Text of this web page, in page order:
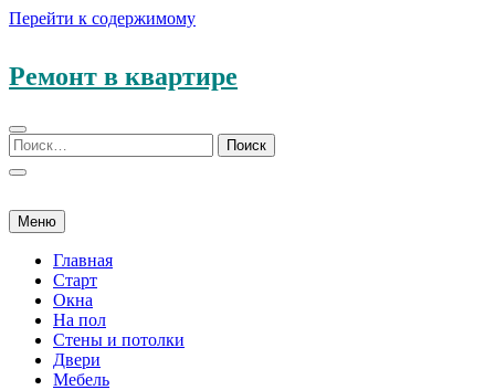
Перейти к содержимому
Ремонт в квартире
Меню
Главная
Старт
Окна
На пол
Стены и потолки
Двери
Мебель